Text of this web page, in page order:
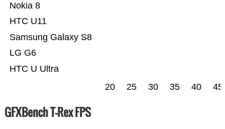
HTC U Ultra
LG G6
Samsung Galaxy S8
HTC U11
Nokia 8
20 25 30 35 40 45
GFXBench T-Rex FPS